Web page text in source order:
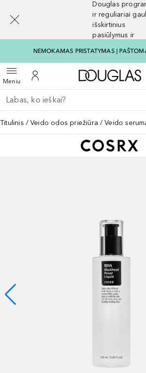
Douglas
ir reguliariai
išskirtinius
pasiūlymus ir
NEMOKAMAS PRISTATYMAS Į
MeniuAtidaryti meniuĮ mano paskyrą
Į
Grįžk atgal
Vykdykite paiešką
Titulinis Veido odos priežiūra Veido
[navigation.slideout.screenreader]